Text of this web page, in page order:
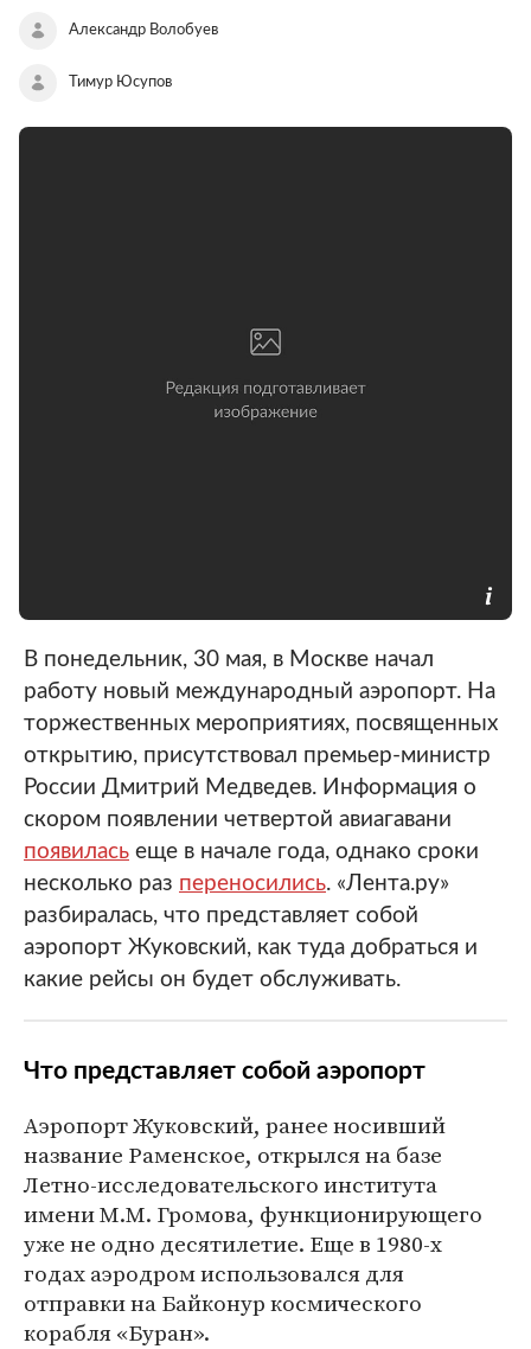
Александр Волобуев
Тимур Юсупов
В понедельник, 30 мая, в Москве начал
работу новый международный аэропорт. На
торжественных мероприятиях, посвященных
открытию, присутствовал премьер-министр
России Дмитрий Медведев. Информация о
скором появлении четвертой авиагавани
появилась еще в начале года, однако сроки
несколько раз переносились. «Лента.ру»
разбиралась, что представляет собой
аэропорт Жуковский, как туда добраться и
какие рейсы он будет обслуживать.
Что представляет собой аэропорт
Аэропорт Жуковский, ранее носивший
название Раменское, открылся на базе
Летно-исследовательского института
имени М.М. Громова, функционирующего
уже не одно десятилетие. Еще в 1980-х
годах аэродром использовался для
отправки на Байконур космического
корабля «Буран».